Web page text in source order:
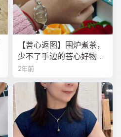
【菩心返图】围炉煮茶，
少不了手边的菩心好物！
今年的黄金陨石龙鳞绳
2年前